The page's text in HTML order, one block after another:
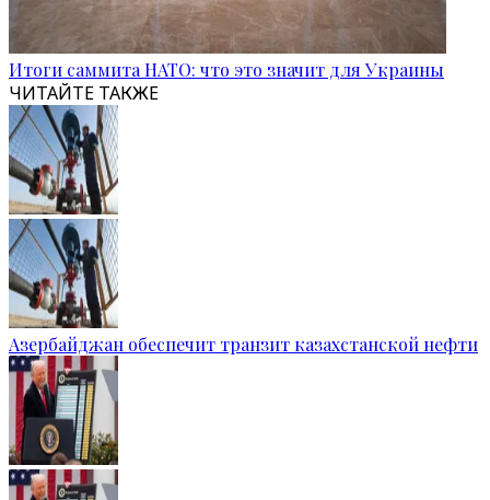
Итоги саммита НАТО: что это значит для Украины
ЧИТАЙТЕ ТАКЖЕ
Азербайджан обеспечит транзит казахстанской нефти